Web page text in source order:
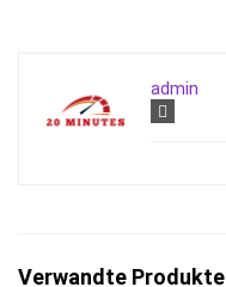
admin
Verwandte Produkte